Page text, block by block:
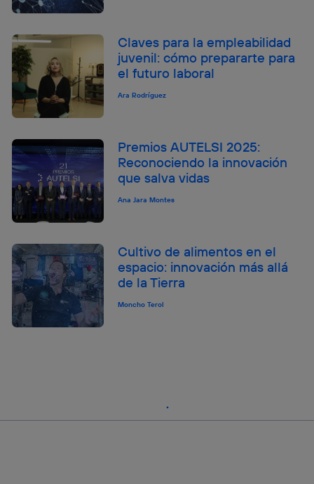
Claves para la empleabilidad
juvenil: cómo prepararte para
el futuro laboral
Ara Rodríguez
Premios AUTELSI 2025:
Reconociendo la innovación
que salva vidas
Ana Jara Montes
Cultivo de alimentos en el
espacio: innovación más allá
de la Tierra
Moncho Terol